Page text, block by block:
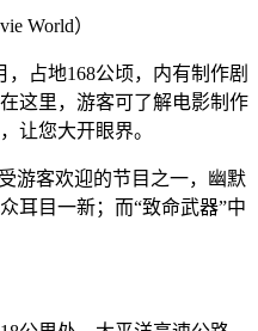
World）
占地168公顷，内有制作剧
这里，游客可了解电影制作
让您大开眼界。
游客欢迎的节目之一，幽默
耳目一新；而“致命武器”中